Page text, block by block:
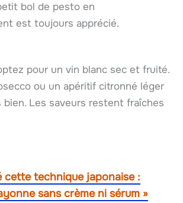
bol de pesto en
est toujours apprécié.
pour un vin blanc sec et fruité.
ou un apéritif citronné léger
Les saveurs restent fraîches
cette technique japonaise :
sans crème ni sérum »